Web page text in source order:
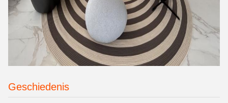
Geschiedenis